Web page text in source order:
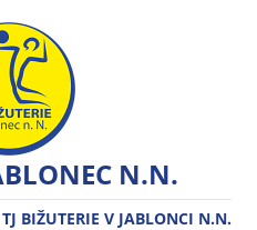
N.N.
BIŽUTERIE V JABLONCI N.N.